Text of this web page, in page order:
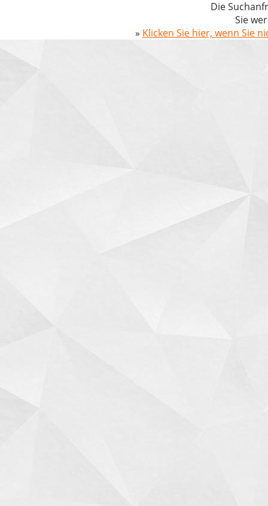
Die
Sie
» Klicken Sie hier, wenn Sie